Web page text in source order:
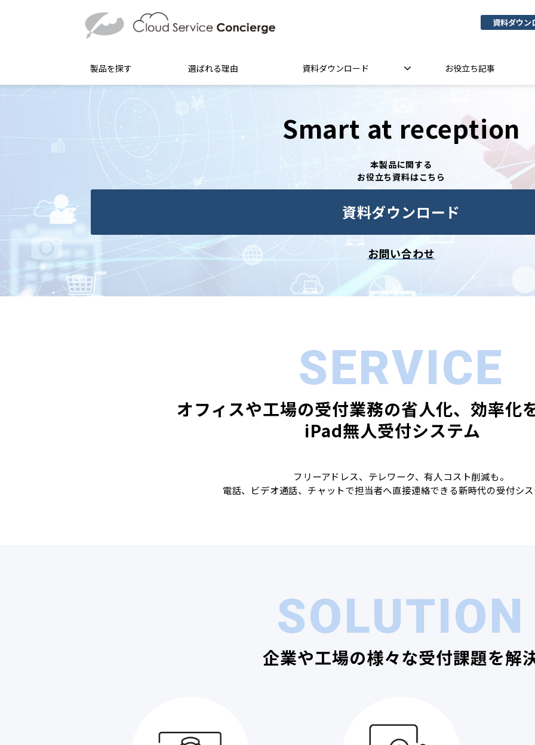
資料ダウン
製品を探す 選ばれる理由 資料ダウンロード お役立ち記事
Smart at reception
本製品に関する
お役立ち資料はこちら
資料ダウンロード
お問い合わせ
SERVICE
オフィスや工場の受付業務の省人化、効率化
iPad無人受付システム
フリーアドレス、テレワーク、有人コスト削減も。
電話、ビデオ通話、チャットで担当者へ直接連絡できる新時代の受付シ
SOLUTION
企業や工場の様々な受付課題を解